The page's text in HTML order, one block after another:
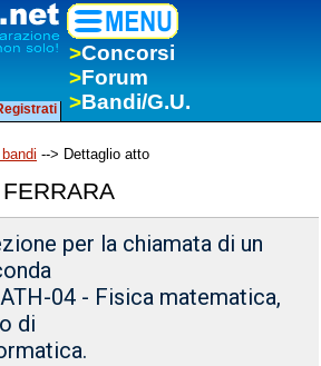
>Concorsi
>Forum
>Bandi/G.U.
--> Dettaglio atto
per la chiamata di un
04 - Fisica matematica,
di